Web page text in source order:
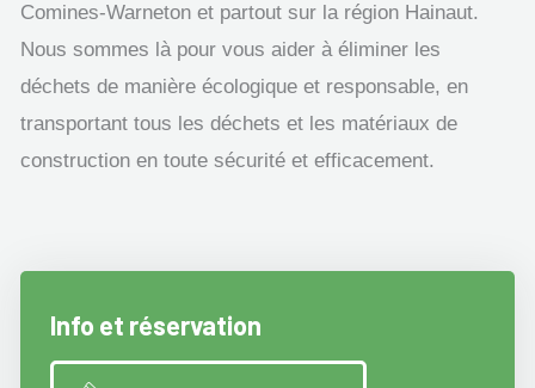
Comines-Warneton et partout sur la région Hainaut.
Nous sommes là pour vous aider à éliminer les
déchets de manière écologique et responsable, en
transportant tous les déchets et les matériaux de
construction en toute sécurité et efficacement.
Info et réservation